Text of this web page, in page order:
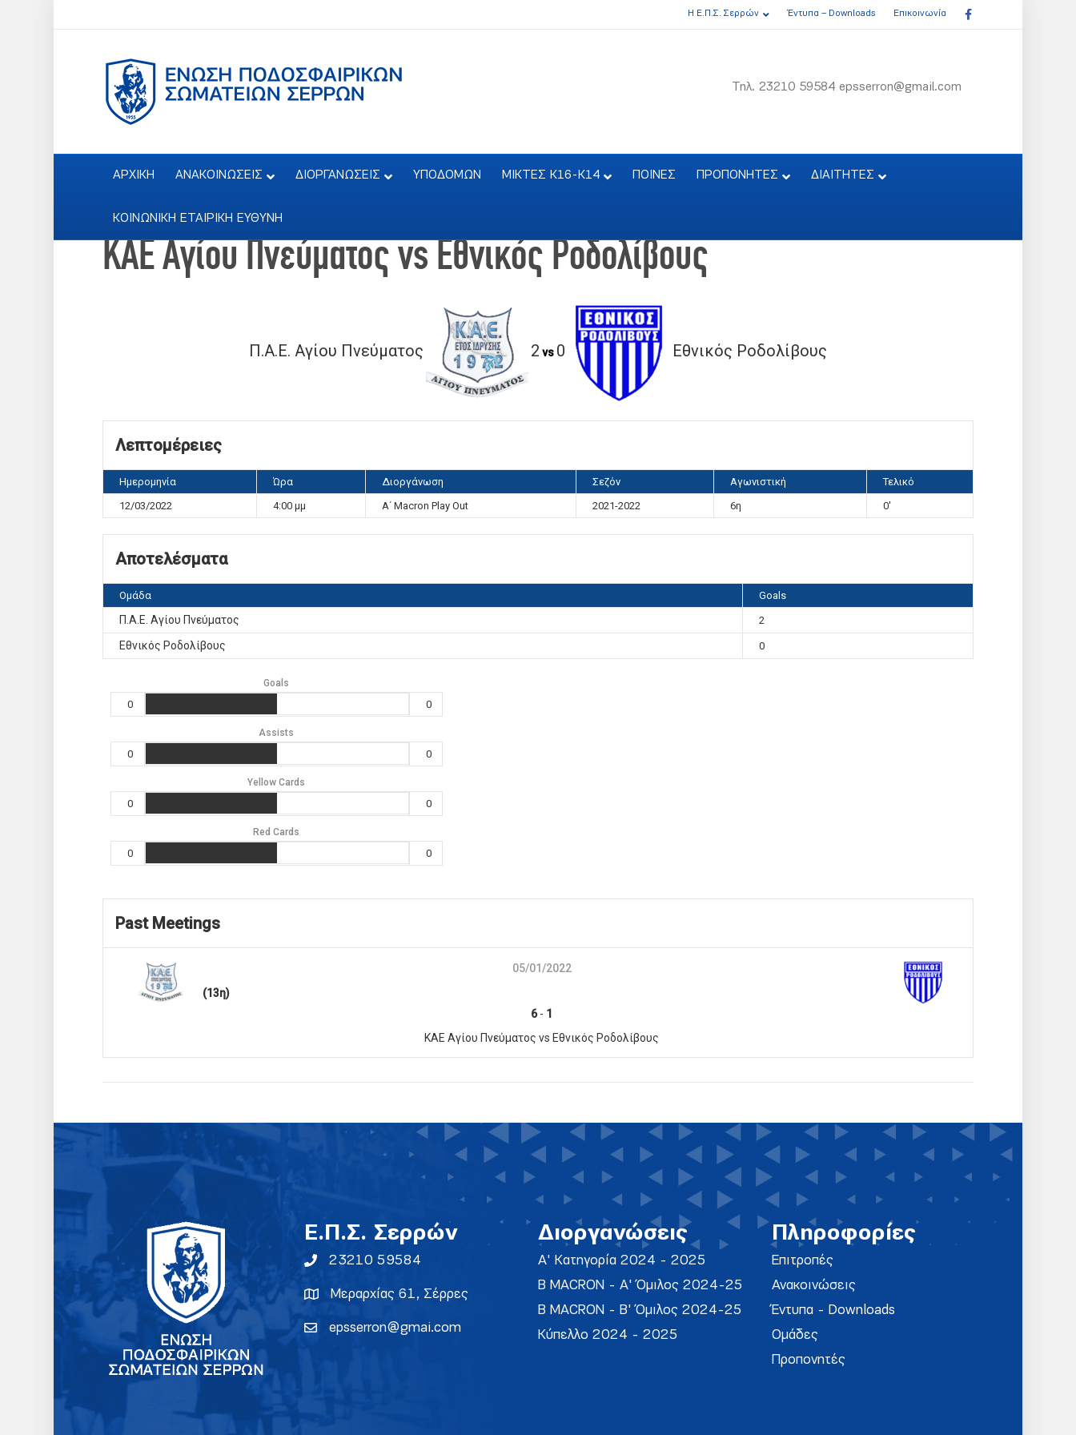
Η Ε.Π.Σ. Σερρών Έντυπα – Downloads Επικοινωνία Facebook
Τηλ. 23210 59584 epsserron@gmail.com
ΑΡΧΙΚΗ ΑΝΑΚΟΙΝΩΣΕΙΣ ΔΙΟΡΓΑΝΩΣΕΙΣ ΥΠΟΔΟΜΩΝ ΜΙΚΤΕΣ Κ16-Κ14 ΠΟΙΝΕΣ ΠΡΟΠΟΝΗΤΕΣ ΔΙΑΙΤΗΤΕΣ
ΚΟΙΝΩΝΙΚΗ ΕΤΑΙΡΙΚΗ ΕΥΘΥΝΗ
ΚΑΕ Αγίου Πνεύματος vs Εθνικός Ροδολίβους
Π.Α.Ε. Αγίου Πνεύματος 2 vs 0 Εθνικός Ροδολίβους
Λεπτομέρειες
Ημερομηνία Ώρα Διοργάνωση Σεζόν Αγωνιστική
Τελικό
12/03/2022
4:00 μμ A΄ Macron Play Out 2021-2022 6η 0'
Αποτελέσματα
Ομάδα Goals
Π.Α.Ε. Αγίου Πνεύματος 2
Εθνικός Ροδολίβους 0
Goals
0 0
Assists
0 0
Yellow Cards
0 0
Red Cards
0 0
Past Meetings
05/01/2022
(13η)
6- 1
ΚΑΕ Αγίου Πνεύματος vs Εθνικός Ροδολίβους
E.Π.Σ. Σερρών
23210 59584
Μεραρχίας 61, Σέρρες
epsserron@gmai.com
Διοργανώσεις
Α' Κατηγορία 2024 - 2025
Β MACRON - Α' Όμιλος 2024-25
Β MACRON - Β' Όμιλος 2024-25
Κύπελλο 2024 - 2025
Πληροφορίες
Επιτροπές
Ανακοινώσεις
Έντυπα - Downloads
Ομάδες
Προπονητές